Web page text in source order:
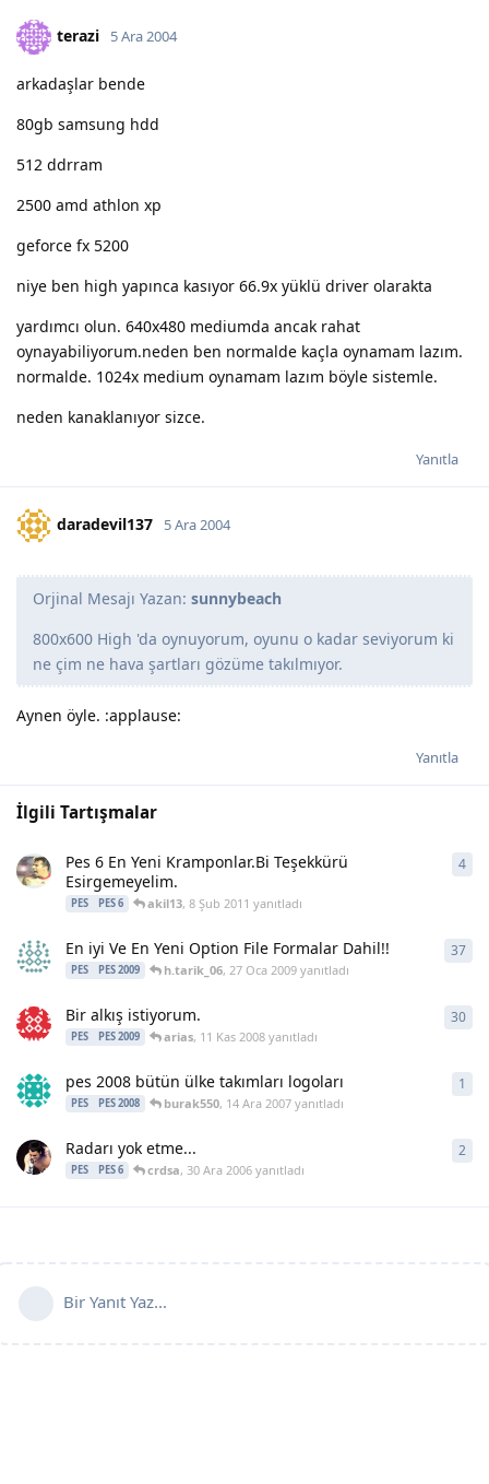
terazi 5 Ara 2004
arkadaşlar bende
80gb samsung hdd
512 ddrram
2500 amd athlon xp
geforce fx 5200
niye ben high yapınca kasıyor 66.9x yüklü driver olarakta
yardımcı olun. 640x480 mediumda ancak rahat
oynayabiliyorum.neden ben normalde kaçla oynamam lazım.
normalde. 1024x medium oynamam lazım böyle sistemle.
neden kanaklanıyor sizce.
Yanıtla
daradevil137 5 Ara 2004
Orjinal Mesajı Yazan: sunnybeach
800x600 High 'da oynuyorum, oyunu o kadar seviyorum ki
ne çim ne hava şartları gözüme takılmıyor.
Aynen öyle. :applause:
Yanıtla
İlgili Tartışmalar
Pes 6 En Yeni Kramponlar.Bi Teşekkürü
Esirgemeyelim.
PES PES 6 akil13, 8 Şub 2011 yanıtladı
4
En iyi Ve En Yeni Option File Formalar Dahil!!
PES PES 2009 h.tarik_06, 27 Oca 2009yanıtladı
37
Bir alkış istiyorum.
PES PES 2009 arias, 11 Kas 2008yanıtladı
30
pes 2008 bütün ülke takımları logoları
PES PES 2008 burak550, 14 Ara 2007yanıtladı
1
Radarı yok etme...
PES PES 6 crdsa, 30 Ara 2006yanıtladı
2
Bir Yanıt Yaz...